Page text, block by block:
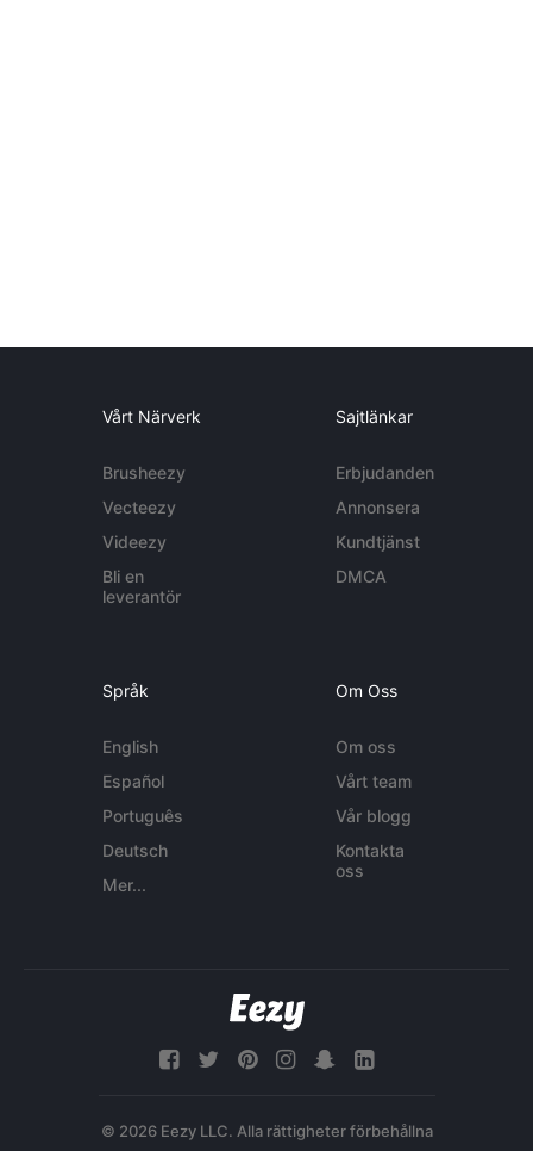
Vårt Närverk
Brusheezy
Vecteezy
Videezy
Bli en
leverantör
Sajtlänkar
Erbjudanden
Annonsera
Kundtjänst
DMCA
Språk
English
Español
Português
Deutsch
Mer...
Om Oss
Om oss
Vårt team
Vår blogg
Kontakta
oss
© 2026 Eezy LLC. Alla rättigheter förbehållna